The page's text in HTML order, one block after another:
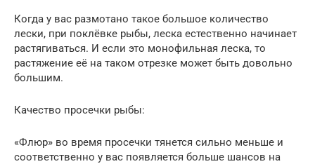
Когда у вас размотано такое большое количество
лески, при поклёвке рыбы, леска естественно начинает
растягиваться. И если это монофильная леска, то
растяжение её на таком отрезке может быть довольно
большим.
Качество просечки рыбы:
«Флюр» во время просечки тянется сильно меньше и
соответственно у вас появляется больше шансов на